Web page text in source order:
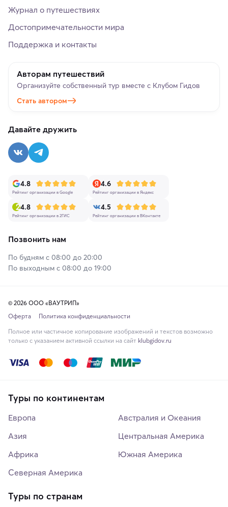
Журнал о путешествиях
Достопримечательности мира
Поддержка и контакты
Авторам путешествий
Организуйте собственный тур вместе с Клубом Гидов
Стать автором
Давайте дружить
4.8
Рейтинг организации в Google
4.6
Рейтинг организации в Яндекс
4.8
Рейтинг организации в 2ГИС
4.5
Рейтинг организации в ВКонтакте
Позвонить нам
По будням с 08:00 до 20:00
По выходным с 08:00 до 19:00
© 2026 ООО «ВАУТРИП»
Оферта
Политика конфиденциальности
Полное или частичное копирование изображений и текстов возможно
только с указанием активной ссылки на сайт klubgidov.ru
Туры по континентам
Европа
Азия
Африка
Северная Америка
Австралия и Океания
Центральная Америка
Южная Америка
Туры по странам